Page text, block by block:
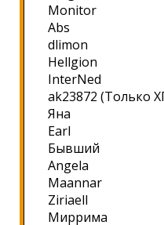
Monitor
Abs
dlimon
Hellgion
InterNed
ak23872 (Только
Яна
Earl
Бывший
Angela
Maannar
Ziriaell
Миррима